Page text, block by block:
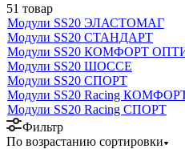
51 товар
Модули SS20 ЭЛАСТОМАГ
Модули SS20 СТАНДАРТ
Модули SS20 КОМФОРТ
Модули SS20 ШОССЕ
Модули SS20 СПОРТ
Модули SS20 Racing
Модули SS20 Racing СПОРТ
Фильтр
По возрастанию сортировки